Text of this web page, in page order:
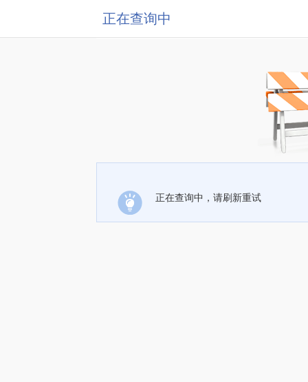
正在查询中
正在查询中，请刷新重试